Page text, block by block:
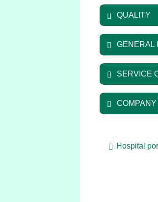
QUALITY
GENERAL
SERVICE
COMPANY
Hospital